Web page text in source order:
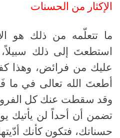
الإكثار من الحسنات
ما تتعلّمه من ذلك هو
استطعتَ إلى ذلك
عليك من فرائض، وهذا
أطعتَ الله تعالى في
وقد سقطت عنك كل
تضمن أن أحداً لن يأتيك
حسناتك، فتكون كأنك